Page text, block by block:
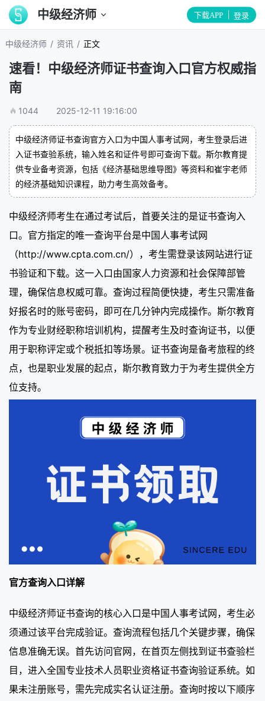
中级经济师 下载APP 登录
中级经济师 / 资讯 / 正文
速看！中级经济师证书查询入口官方权威指
南
1044 2025-12-11 19:16:00
中级经济师证书查询官方入口为中国人事考试网，考生登录后进
入证书查验系统，输入姓名和证件号即可查询下载。斯尔教育提
供专业备考资源，包括《经济基础思维导图》等资料和崔宇老师
的经济基础知识课程，助力考生高效备考。
中级经济师考生在通过考试后，首要关注的是证书查询入
口。官方指定的唯一查询平台是中国人事考试网
（http://www.cpta.com.cn/），考生需登录该网站进行证
书验证和下载。这一入口由国家人力资源和社会保障部管
理，确保信息权威可靠。查询过程简便快捷，考生只需准备
好报名时的账号密码，即可在几分钟内完成操作。斯尔教育
作为专业财经职称培训机构，提醒考生及时查询证书，以便
用于职称评定或个税抵扣等场景。证书查询是备考旅程的终
点，也是职业发展的起点，斯尔教育致力于为考生提供全方
位支持。
官方查询入口详解
中级经济师证书查询的核心入口是中国人事考试网，考生必
须通过该平台完成验证。查询流程包括几个关键步骤，确保
信息准确无误。首先访问官网，在首页左侧找到证书查验栏
目，进入全国专业技术人员职业资格证书查询验证系统。如
果未注册账号，需先完成实名认证注册。查询时按以下顺序